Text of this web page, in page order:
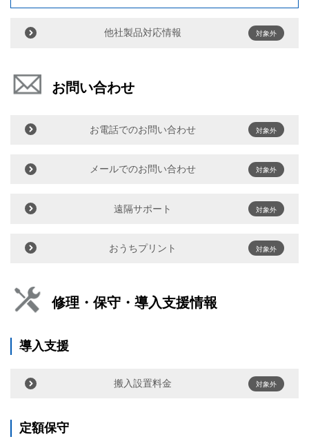
他社製品対応情報 対象外
お問い合わせ
お電話でのお問い合わせ 対象外
メールでのお問い合わせ 対象外
遠隔サポート 対象外
おうちプリント 対象外
修理・保守・導入支援情報
導入支援
搬入設置料金 対象外
定額保守